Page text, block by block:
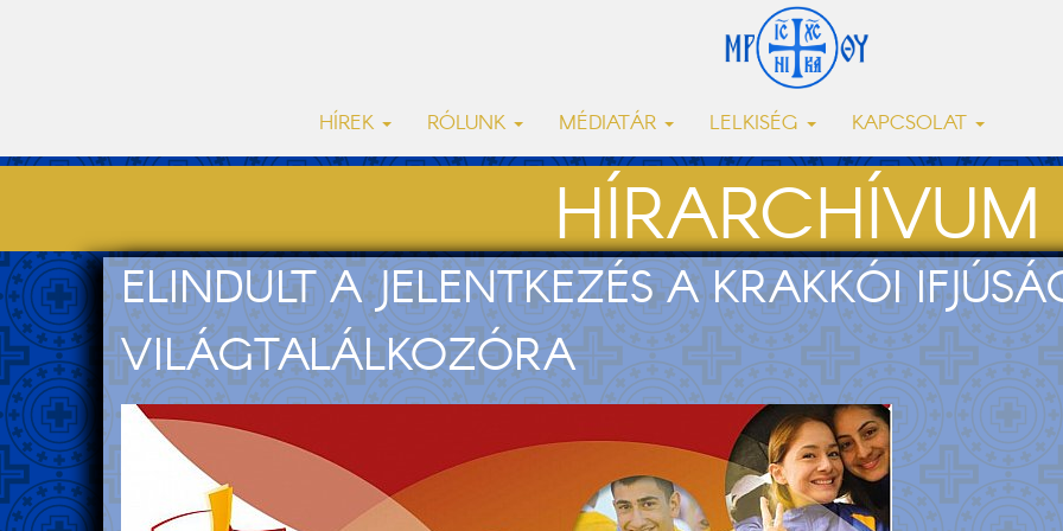
HÍREK RÓLUNK MÉDIATÁR LELKISÉG KAPCSOLAT
HÍRARCHÍVUM
ELINDULT A JELENTKEZÉS A KRAKKÓI
VILÁGTALÁLKOZÓRA